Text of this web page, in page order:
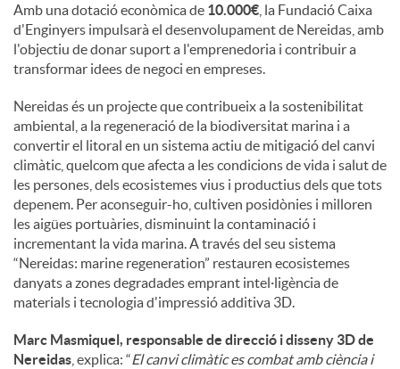
Amb una dotació econòmica de 10.000€ , la Fundació Caixa
d'Enginyers impulsarà el desenvolupament de Nereidas, amb
l'objectiu de donar suport a l'emprenedoria i contribuir a
transformar idees de negoci en empreses.
Nereidas és un projecte que contribueix a la sostenibilitat
ambiental, a la regeneració de la biodiversitat marina i a
convertir el litoral en un sistema actiu de mitigació del canvi
climàtic, quelcom que afecta a les condicions de vida i salut de
les persones, dels ecosistemes vius i productius dels que tots
depenem. Per aconseguir-ho, cultiven posidònies i milloren
les aigües portuàries, disminuint la contaminació i
incrementant la vida marina. A través del seu sistema
“Nereidas: marine regeneration” restauren ecosistemes
danyats a zones degradades emprant intel·ligència de
materials i tecnologia d'impressió additiva 3D.
Marc Masmiquel, responsable de direcció i disseny 3D de
Nereidas , explica: “El canvi climàtic es combat amb ciència i